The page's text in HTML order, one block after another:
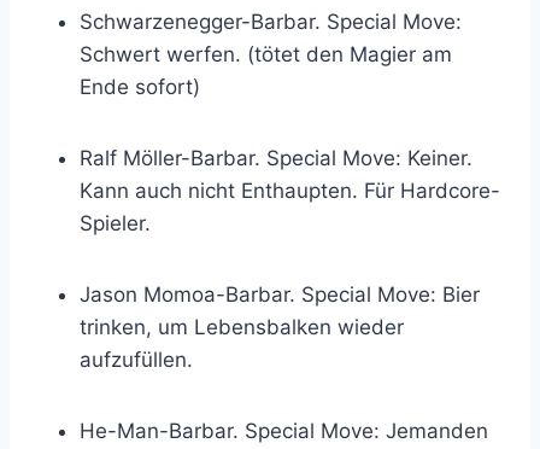
Schwarzenegger-Barbar. Special Move:
Schwert werfen. (tötet den Magier am
Ende sofort)
Ralf Möller-Barbar. Special Move: Keiner.
Kann auch nicht Enthaupten. Für Hardcore-
Spieler.
Jason Momoa-Barbar. Special Move: Bier
trinken, um Lebensbalken wieder
aufzufüllen.
He-Man-Barbar. Special Move: Jemanden